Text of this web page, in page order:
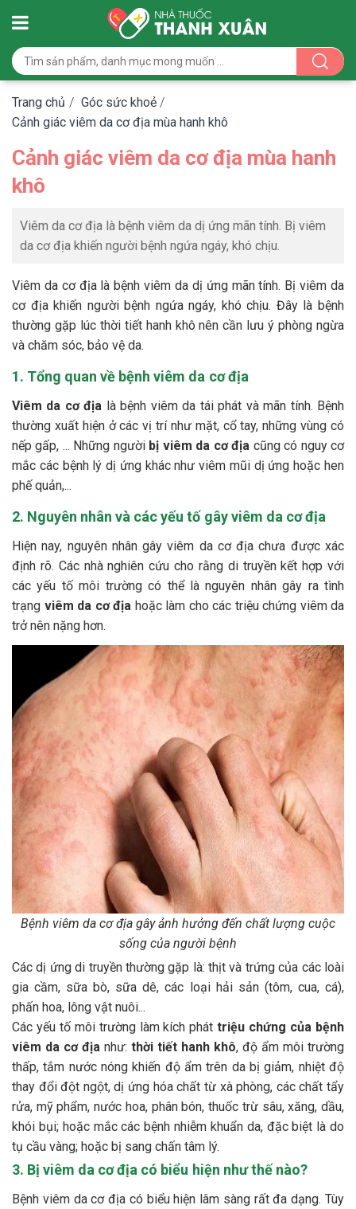
Trang chủ / Góc sức khoẻ /
Cảnh giác viêm da cơ địa mùa hanh khô
Cảnh giác viêm da cơ địa mùa hanh
khô
Viêm da cơ địa là bệnh viêm da dị ứng mãn tính. Bị viêm
da cơ địa khiến người bệnh ngứa ngáy, khó chịu.
Viêm da cơ địa là bệnh viêm da dị ứng mãn tính. Bị viêm da
cơ địa khiến người bệnh ngứa ngáy, khó chịu. Đây là bệnh
thường gặp lúc thời tiết hanh khô nên cần lưu ý phòng ngừa
và chăm sóc, bảo vệ da.
1. Tổng quan về bệnh viêm da cơ địa
Viêm da cơ địa là bệnh viêm da tái phát và mãn tính. Bệnh
thường xuất hiện ở các vị trí như mặt, cổ tay, những vùng có
nếp gấp, ... Những người bị viêm da cơ địa cũng có nguy cơ
mắc các bệnh lý dị ứng khác như viêm mũi dị ứng hoặc hen
phế quản,...
2. Nguyên nhân và các yếu tố gây viêm da cơ địa
Hiện nay, nguyên nhân gây viêm da cơ địa chưa được xác
định rõ. Các nhà nghiên cứu cho rằng di truyền kết hợp với
các yếu tố môi trường có thể là nguyên nhân gây ra tình
trạng viêm da cơ địa hoặc làm cho các triệu chứng viêm da
trở nên nặng hơn.
Bệnh viêm da cơ địa gây ảnh hưởng đến chất lượng cuộc
sống của người bệnh
Các dị ứng di truyền thường gặp là: thịt và trứng của các loài
gia cầm, sữa bò, sữa dê, các loại hải sản (tôm, cua, cá),
phấn hoa, lông vật nuôi...
Các yếu tố môi trường làm kích pháttriệu chứng của bệnh
viêm da cơ địa như: thời tiết hanh khô, độ ẩm môi trường
thấp, tắm nước nóng khiến độ ẩm trên da bị giảm, nhiệt độ
thay đổi đột ngột, dị ứng hóa chất từ xà phòng, các chất tẩy
rửa, mỹ phẩm, nước hoa, phân bón, thuốc trừ sâu, xăng, dầu,
khói bụi; hoặc mắc các bệnh nhiễm khuẩn da, đặc biệt là do
tụ cầu vàng; hoặc bị sang chấn tâm lý.
3. Bị viêm da cơ địa có biểu hiện như thế nào?
Bệnh viêm da cơ địa có biểu hiện lâm sàng rất đa dạng. Tùy